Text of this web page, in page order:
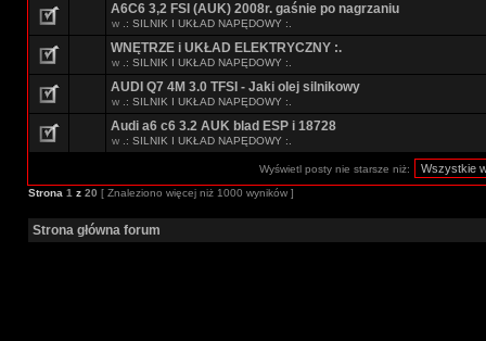
A6C6 3,2 FSI (AUK) 2008r. gaśnie po nagrzaniu
w .: SILNIK I UKŁAD NAPĘDOWY :.
WNĘTRZE i UKŁAD ELEKTRYCZNY :.
w .: SILNIK I UKŁAD NAPĘDOWY :.
AUDI Q7 4M 3.0 TFSI - Jaki olej silnikowy
w .: SILNIK I UKŁAD NAPĘDOWY :.
Audi a6 c6 3.2 AUK blad ESP i 18728
w .: SILNIK I UKŁAD NAPĘDOWY :.
Wyświetl posty nie starsze niż:
Strona 1 z 20 [ Znaleziono więcej niż 1000 wyników ]
Strona główna forum